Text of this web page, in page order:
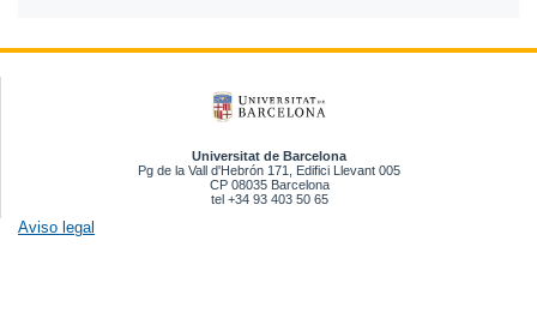
Universitat de Barcelona
Pg de la Vall d'Hebrón 171, Edifici Llevant 005
CP 08035 Barcelona
tel +34 93 403 50 65
Aviso legal